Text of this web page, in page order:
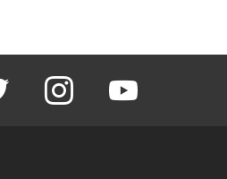
Twitter Instagram Youtube